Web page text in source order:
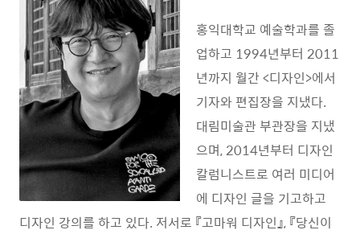
홍익대학교 예술학과를 졸
업하고 1994년부터 2011
년까지 월간 <디자인>에서
기자와 편집장을 지냈다.
대림미술관 부관장을 지냈
으며, 2014년부터 디자인
칼럼니스트로 여러 미디어
에 디자인 글을 기고하고
디자인 강의를 하고 있다. 저서로 『고마워 디자인』, 『당신이